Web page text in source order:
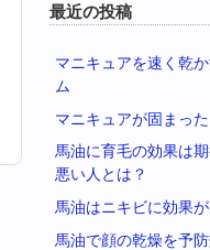
最近の投稿
マニキュアを速く乾
ム
マニキュアが固まっ
馬油に育毛の効果は
悪い人とは？
馬油はニキビに効果
馬油で顔の乾燥を予